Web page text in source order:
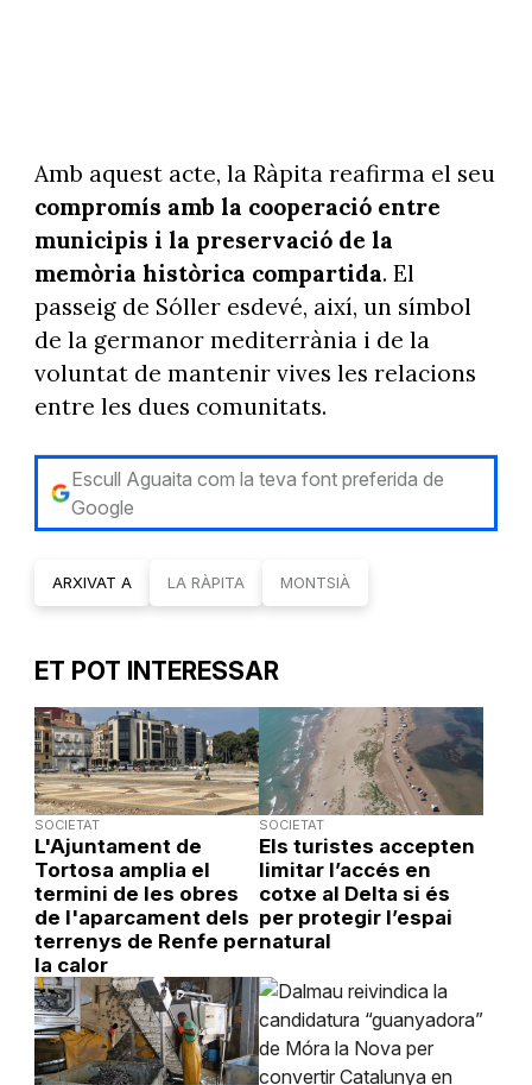
Amb aquest acte, la Ràpita reafirma el seu
compromís amb la cooperació entre
municipis i la preservació de la
memòria històrica compartida. El
passeig de Sóller esdevé, així, un símbol
de la germanor mediterrània i de la
voluntat de mantenir vives les relacions
entre les dues comunitats.
Escull Aguaita com la teva font preferida de
Google
ARXIVAT A LA RÀPITA MONTSIÀ
ET POT INTERESSAR
SOCIETAT
L'Ajuntament de
Tortosa amplia el
termini de les obres
de l'aparcament dels
terrenys de Renfe per
la calor
SOCIETAT
Els turistes accepten
limitar l’accés en
cotxe al Delta si és
per protegir l’espai
natural